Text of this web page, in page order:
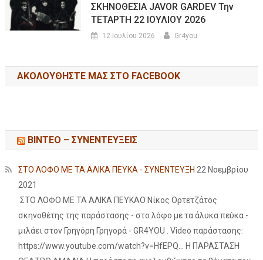
ΣΚΗΝΟΘΕΣΙΑ JAVOR GARDEV Την
ΤΕΤΑΡΤΗ 22 ΙΟΥΛΙΟΥ 2026
12 Ιουλίου 2026 Gr4you
ΑΚΟΛΟΥΘΉΣΤΕ ΜΑΣ ΣΤΟ FACEBOOK
ΒΙΝΤΕΟ – ΣΥΝΕΝΤΕΥΞΕΙΣ
ΣΤΟ ΛΟΦΟ ΜΕ ΤΑ ΑΛΙΚΑ ΠΕΥΚΑ - ΣΥΝΕΝΤΕΥΞΗ 22 Νοεμβρίου
2021
ΣΤΟ ΛΟΦΟ ΜΕ ΤΑ ΑΛΙΚΑ ΠΕΥΚΑΟ Νίκος Ορτετζάτος
σκηνοθέτης της παράστασης - στο λόφο με τα άλυκα πεύκα -
μιλάει στον Γρηγόρη Γρηγορά - GR4YOU . Video παράστασης:
https://www.youtube.com/watch?v=HfEPQ... Η ΠΑΡΑΣΤΑΣΗ